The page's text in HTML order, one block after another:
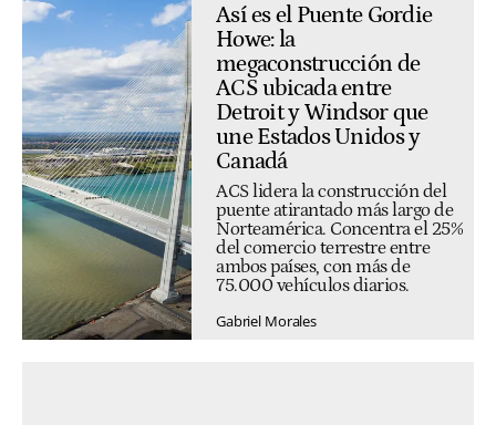
Así es el Puente Gordie
Howe: la
megaconstrucción de
ACS ubicada entre
Detroit y Windsor que
une Estados Unidos y
Canadá
ACS lidera la construcción del
puente atirantado más largo de
Norteamérica. Concentra el 25%
del comercio terrestre entre
ambos países, con más de
75.000 vehículos diarios.
Gabriel Morales